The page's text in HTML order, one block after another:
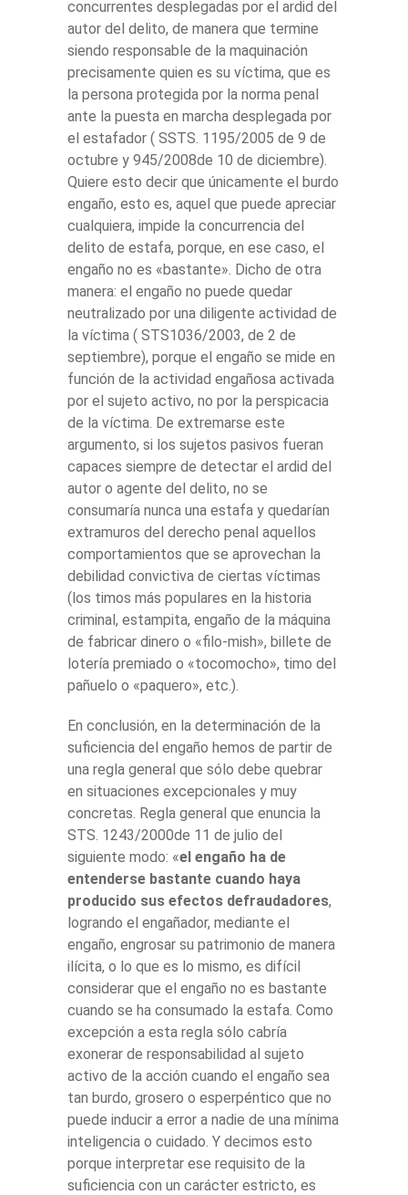
concurrentes desplegadas por el ardid del
autor del delito, de manera que termine
siendo responsable de la maquinación
precisamente quien es su víctima, que es
la persona protegida por la norma penal
ante la puesta en marcha desplegada por
el estafador ( SSTS. 1195/2005 de 9 de
octubre y 945/2008de 10 de diciembre).
Quiere esto decir que únicamente el burdo
engaño, esto es, aquel que puede apreciar
cualquiera, impide la concurrencia del
delito de estafa, porque, en ese caso, el
engaño no es «bastante». Dicho de otra
manera: el engaño no puede quedar
neutralizado por una diligente actividad de
la víctima ( STS1036/2003, de 2 de
septiembre), porque el engaño se mide en
función de la actividad engañosa activada
por el sujeto activo, no por la perspicacia
de la víctima. De extremarse este
argumento, si los sujetos pasivos fueran
capaces siempre de detectar el ardid del
autor o agente del delito, no se
consumaría nunca una estafa y quedarían
extramuros del derecho penal aquellos
comportamientos que se aprovechan la
debilidad convictiva de ciertas víctimas
(los timos más populares en la historia
criminal, estampita, engaño de la máquina
de fabricar dinero o «filo-mish», billete de
lotería premiado o «tocomocho», timo del
pañuelo o «paquero», etc.).
En conclusión, en la determinación de la
suficiencia del engaño hemos de partir de
una regla general que sólo debe quebrar
en situaciones excepcionales y muy
concretas. Regla general que enuncia la
STS. 1243/2000de 11 de julio del
siguiente modo: «el engaño ha de
entenderse bastante cuando haya
producido sus efectos defraudadores,
logrando el engañador, mediante el
engaño, engrosar su patrimonio de manera
ilícita, o lo que es lo mismo, es difícil
considerar que el engaño no es bastante
cuando se ha consumado la estafa. Como
excepción a esta regla sólo cabría
exonerar de responsabilidad al sujeto
activo de la acción cuando el engaño sea
tan burdo, grosero o esperpéntico que no
puede inducir a error a nadie de una mínima
inteligencia o cuidado. Y decimos esto
porque interpretar ese requisito de la
suficiencia con un carácter estricto, es